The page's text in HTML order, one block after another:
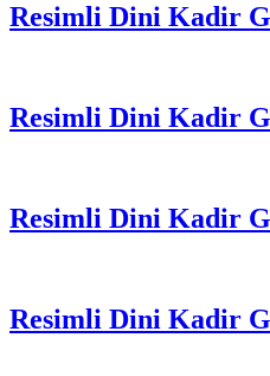
Resimli Dini Kadir
Resimli Dini Kadir
Resimli Dini Kadir
Resimli Dini Kadir